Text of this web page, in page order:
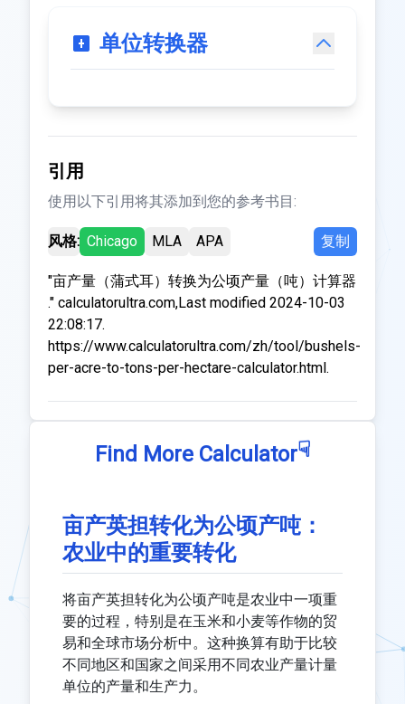
单位转换器
引用
使用以下引用将其添加到您的参考书目:
风格: Chicago MLA APA 复制
"亩产量（蒲式耳）转换为公顷产量（吨）计算器
." calculatorultra.com,Last modified 2024-10-03
22:08:17.
https://www.calculatorultra.com/zh/tool/bushels-
per-acre-to-tons-per-hectare-calculator.html.
Find More Calculator☟
亩产英担转化为公顷产吨：
农业中的重要转化
将亩产英担转化为公顷产吨是农业中一项重
要的过程，特别是在玉米和小麦等作物的贸
易和全球市场分析中。这种换算有助于比较
不同地区和国家之间采用不同农业产量计量
单位的产量和生产力。